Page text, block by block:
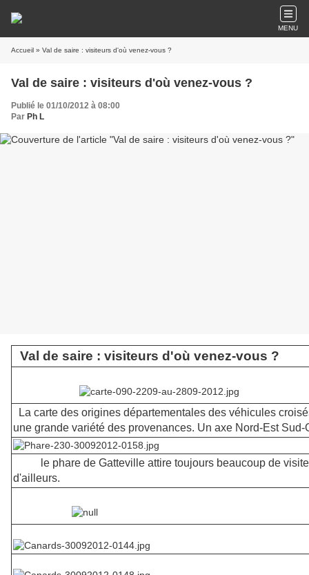
MENU
Accueil » Val de saire : visiteurs d'où venez-vous ?
Val de saire : visiteurs d'où venez-vous ?
Publié le 01/10/2012 à 08:00
Par Ph L
Val de saire : visiteurs d'où venez-vous ?
La carte des origines départementales des véhicules
une grande variété des provenances. Un axe Nord-Est
le phare de Gatteville attire toujours beaucoup de
d'ailleurs.